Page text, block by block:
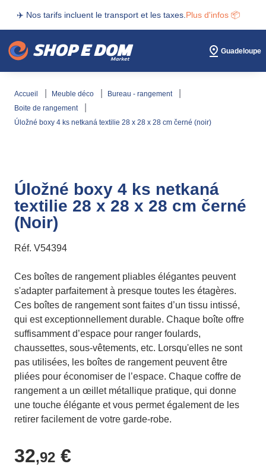
✈️ Nos tarifs incluent le transport et les taxes. Plus d'infos 📦
Guadeloupe
accueil meuble déco
bureau - rangement
boite de rangement
úložné boxy 4 ks netkaná textilie 28 x 28 x 28 cm černé (noir)
Úložné boxy 4 ks netkaná
textilie 28 x 28 x 28 cm černé
(Noir)
Réf. V54394
Ces boîtes de rangement pliables élégantes peuvent
s'adapter parfaitement à presque toutes les étagères.
Ces boîtes de rangement sont faites d’un tissu intissé,
qui est exceptionnellement durable. Chaque boîte offre
suffisamment d’espace pour ranger foulards,
chaussettes, sous-vêtements, etc. Lorsqu'elles ne sont
pas utilisées, les boîtes de rangement peuvent être
pliées pour économiser de l’espace. Chaque coffre de
rangement a un œillet métallique pratique, qui donne
une touche élégante et vous permet également de les
retirer facilement de votre garde-robe.
32,92 €